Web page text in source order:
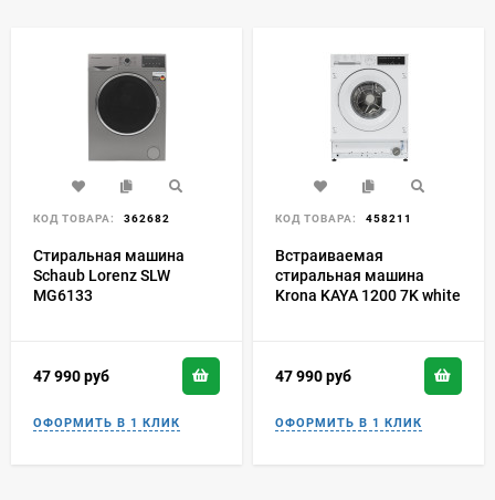
КОД ТОВАРА: 362682
Стиральная машина
Schaub Lorenz SLW
MG6133
47 990руб
КОД ТОВАРА: 458211
Встраиваемая
стиральная машина
Krona KAYA 1200 7K white
47 990руб